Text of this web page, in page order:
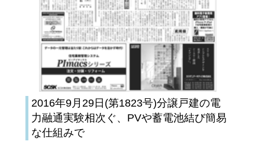
2016年9月29日(第1823号)分譲戸建の電
力融通実験相次ぐ、PVや蓄電池結び簡易
な仕組みで